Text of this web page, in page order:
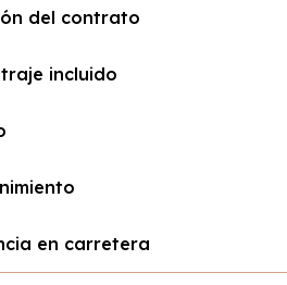
del contrato
incluido
en carretera